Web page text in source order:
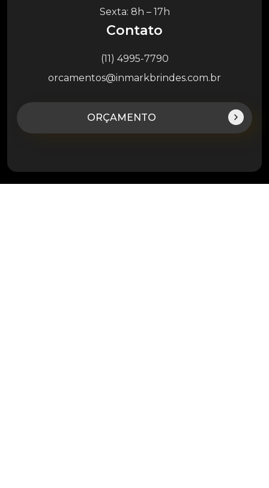
Sexta: 8h – 17h
Contato
(11) 4995-7790
orcamentos@inmarkbrindes.com.br
ORÇAMENTO